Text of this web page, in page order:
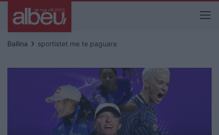
Ballina keyboard_arrow_right sportistet me te paguara